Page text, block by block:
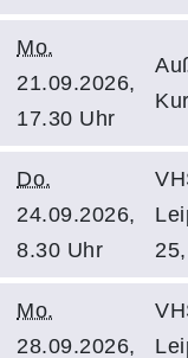
Mo.
21.09.2026,
17.30 Uhr
Do.
24.09.2026,
8.30 Uhr
Mo.
28.09.2026,